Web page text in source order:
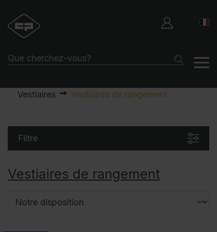
Vestiaires Vestiaires de rangement
Filtre
Vestiaires de rangement